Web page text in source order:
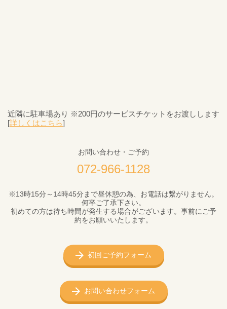
近隣に駐車場あり ※200円のサービスチケットをお渡しします
[詳しくはこちら]
お問い合わせ・ご予約
072-966-1128
※13時15分～14時45分まで昼休憩の為、お電話は繋がりません。
何卒ご了承下さい。
初めての方は待ち時間が発生する場合がございます。事前にご予
約をお願いいたします。
初回ご予約フォーム
お問い合わせフォーム